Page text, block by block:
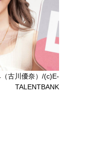
古川優奈）/(c)E-
TALENTBANK